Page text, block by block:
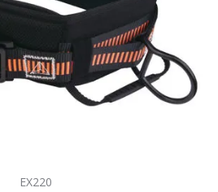
EX220